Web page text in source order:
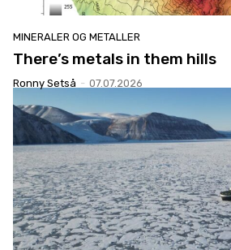
MINERALER OG METALLER
There’s metals in them hills
Ronny Setså - 07.07.2026